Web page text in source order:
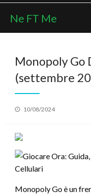
Skip
content
Ne FT Me
Monopoly Go
(settembre
Posted
10/08/2024
Monopoly Go è un